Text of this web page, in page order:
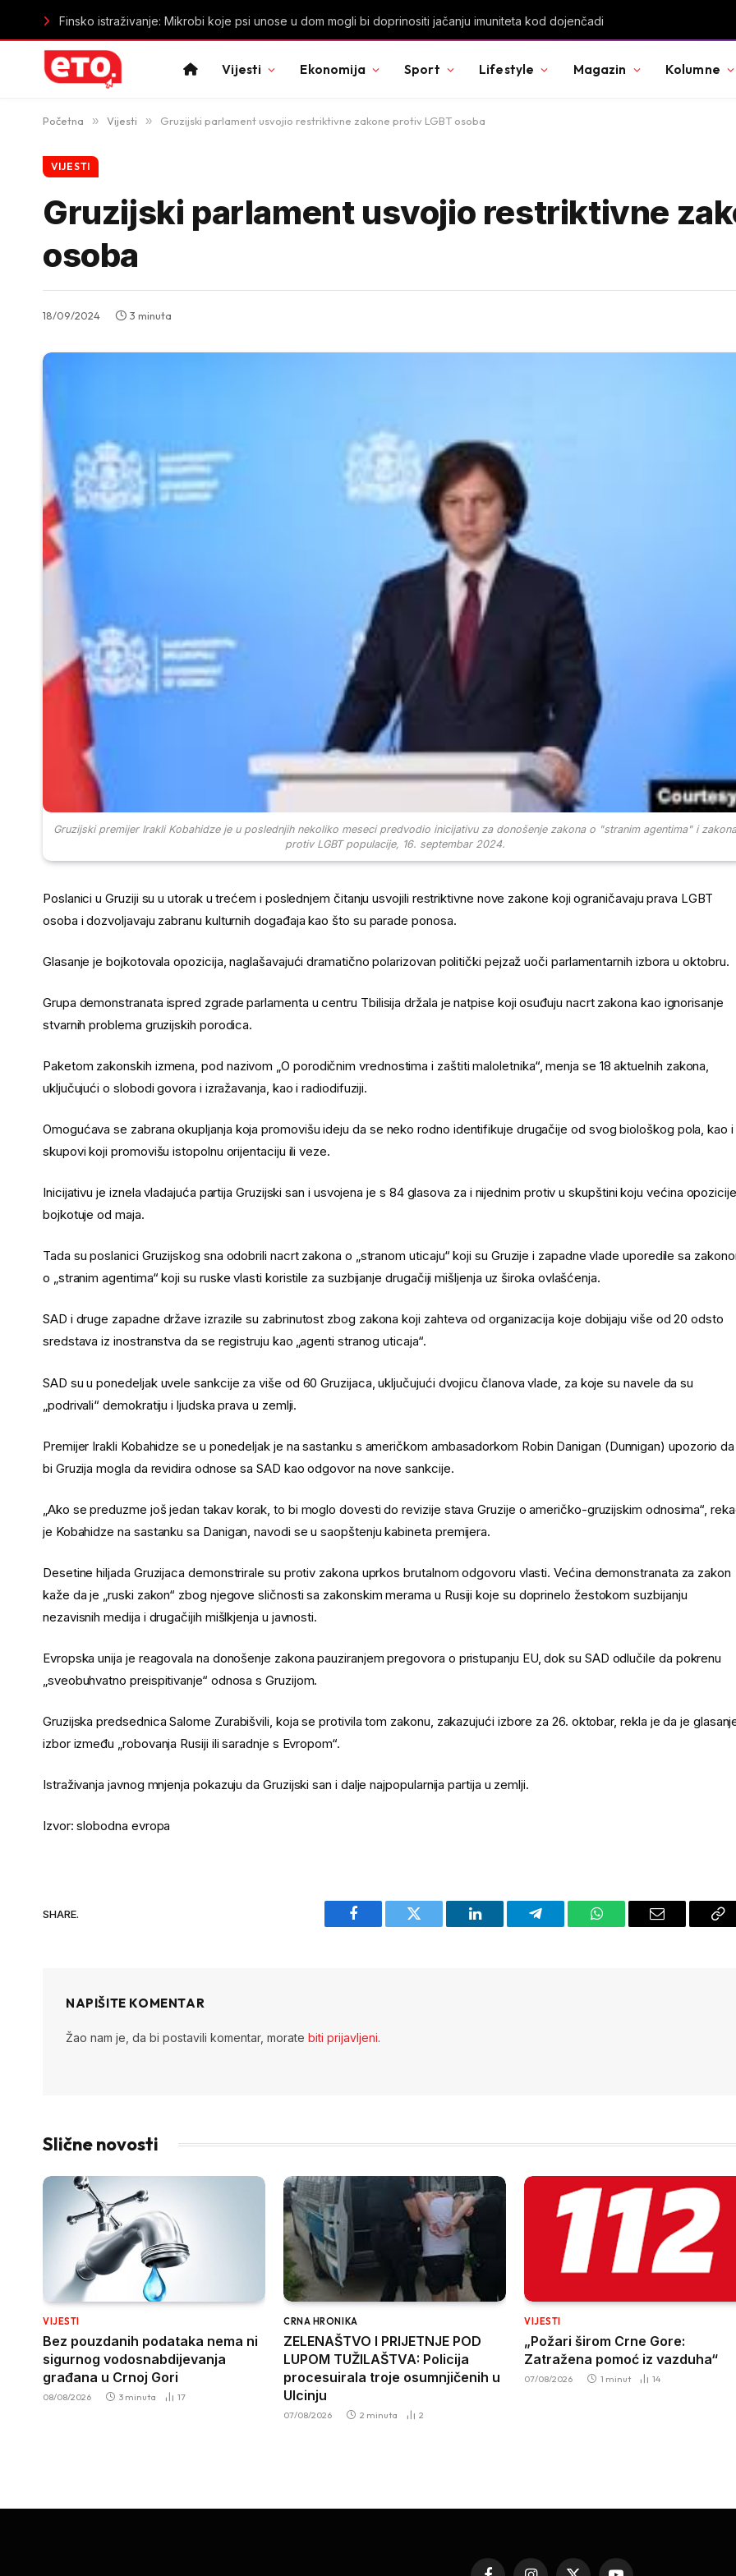
Bez pouzdanih podataka nema ni sigurnog vodosnabdijevanja građana u Crnoj Gori
Vijesti Ekonomija Sport Lifestyle Magazin Kolumne
Početna » Vijesti » Gruzijski parlament usvojio restriktivne zakone protiv LGBT osoba
VIJESTI
Gruzijski parlament usvojio restriktivne
osoba
18/09/2024 3 minuta
Gruzijski premijer Irakli Kobahidze je u poslednjih nekoliko meseci predvodio inicijativu za donošenje zakona o "stranim agentima" i zakona
protiv LGBT populacije, 16. septembar 2024.
Poslanici u Gruziji su u utorak u trećem i poslednjem čitanju usvojili restriktivne nove zakone koji ograničavaju prava LGBT
osoba i dozvoljavaju zabranu kulturnih događaja kao što su parade ponosa.
Glasanje je bojkotovala opozicija, naglašavajući dramatično polarizovan politički pejzaž uoči parlamentarnih izbora u oktobru.
Grupa demonstranata ispred zgrade parlamenta u centru Tbilisija držala je natpise koji osuđuju nacrt zakona kao ignorisanje
stvarnih problema gruzijskih porodica.
Paketom zakonskih izmena, pod nazivom „O porodičnim vrednostima i zaštiti maloletnika“, menja se 18 aktuelnih zakona,
uključujući o slobodi govora i izražavanja, kao i radiodifuziji.
Omogućava se zabrana okupljanja koja promovišu ideju da se neko rodno identifikuje drugačije od svog biološkog pola, kao i
skupovi koji promovišu istopolnu orijentaciju ili veze.
Inicijativu je iznela vladajuća partija Gruzijski san i usvojena je s 84 glasova za i nijednim protiv u skupštini koju većina opozicije
bojkotuje od maja.
Tada su poslanici Gruzijskog sna odobrili nacrt zakona o „stranom uticaju“ koji su Gruzije i zapadne vlade uporedile sa
o „stranim agentima“ koji su ruske vlasti koristile za suzbijanje drugačiji mišljenja uz široka ovlašćenja.
SAD i druge zapadne države izrazile su zabrinutost zbog zakona koji zahteva od organizacija koje dobijaju više od 20 odsto
sredstava iz inostranstva da se registruju kao „agenti stranog uticaja“.
SAD su u ponedeljak uvele sankcije za više od 60 Gruzijaca, uključujući dvojicu članova vlade, za koje su navele da su
„podrivali“ demokratiju i ljudska prava u zemlji.
Premijer Irakli Kobahidze se u ponedeljak je na sastanku s američkom ambasadorkom Robin Danigan (Dunnigan) upozorio da
bi Gruzija mogla da revidira odnose sa SAD kao odgovor na nove sankcije.
„Ako se preduzme još jedan takav korak, to bi moglo dovesti do revizije stava Gruzije o američko-gruzijskim odnosima“,
je Kobahidze na sastanku sa Danigan, navodi se u saopštenju kabineta premijera.
Desetine hiljada Gruzijaca demonstrirale su protiv zakona uprkos brutalnom odgovoru vlasti. Većina demonstranata za zakon
kaže da je „ruski zakon“ zbog njegove sličnosti sa zakonskim merama u Rusiji koje su doprinelo žestokom suzbijanju
nezavisnih medija i drugačijih mišlkjenja u javnosti.
Evropska unija je reagovala na donošenje zakona pauziranjem pregovora o pristupanju EU, dok su SAD odlučile da pokrenu
„sveobuhvatno preispitivanje“ odnosa s Gruzijom.
Gruzijska predsednica Salome Zurabišvili, koja se protivila tom zakonu, zakazujući izbore za 26. oktobar, rekla je da je
izbor između „robovanja Rusiji ili saradnje s Evropom“.
Istraživanja javnog mnjenja pokazuju da Gruzijski san i dalje najpopularnija partija u zemlji.
Izvor: slobodna evropa
SHARE.
Facebook Twitter LinkedIn Telegram WhatsAppEmail
NAPIŠITE KOMENTAR
Žao nam je, da bi postavili komentar, morate biti prijavljeni.
Slične novosti
VIJESTI
Bez pouzdanih podataka nema ni
sigurnog vodosnabdijevanja
građana u Crnoj Gori
08/08/2026 3 minuta 17
CRNA HRONIKA
ZELENAŠTVO I PRIJETNJE POD
LUPOM TUŽILAŠTVA: Policija
procesuirala troje osumnjičenih u
Ulcinju
07/08/2026 2 minuta 2
VIJESTI
„Požari širom Crne Gore:
Zatražena pomoć iz vazduha“
07/08/2026 1 minut 14